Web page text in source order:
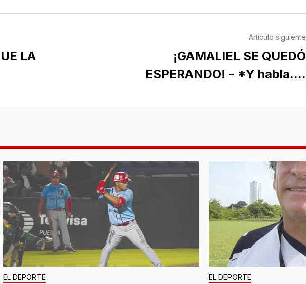
LA
Artículo siguiente
¡GAMALIEL SE QUEDÓ
ESPERANDO! - *Y habla....
EL DEPORTE EL DEPORTE